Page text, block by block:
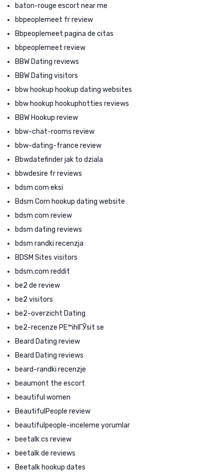
baton-rouge escort near me
bbpeoplemeet fr review
Bbpeoplemeet pagina de citas
bbpeoplemeet review
BBW Dating reviews
BBW Dating visitors
bbw hookup hookup dating websites
bbw hookup hookuphotties reviews
BBW Hookup review
bbw-chat-rooms review
bbw-dating-france review
Bbwdatefinder jak to dziala
bbwdesire fr reviews
bdsm com eksi
Bdsm Com hookup dating website
bdsm com review
bdsm dating reviews
bdsm randki recenzja
BDSM Sites visitors
bdsm.com reddit
be2 de review
be2 visitors
be2-overzicht Dating
be2-recenze PЕ™ihlГЎsit se
Beard Dating review
Beard Dating reviews
beard-randki recenzje
beaumont the escort
beautiful women
BeautifulPeople review
beautifulpeople-inceleme yorumlar
beetalk cs review
beetalk de reviews
Beetalk hookup dates